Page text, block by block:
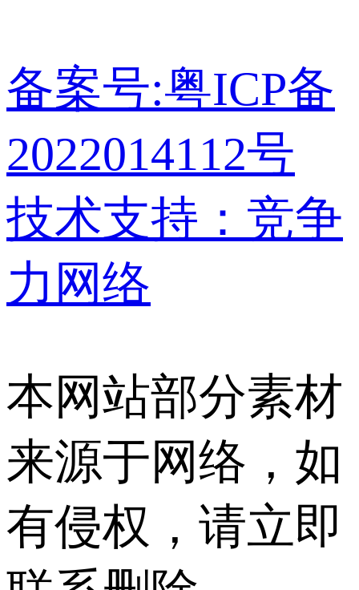
备案号:粤ICP备
2022014112号
技术支持：竞争
力网络
本网站部分素材
来源于网络，如
有侵权，请立即